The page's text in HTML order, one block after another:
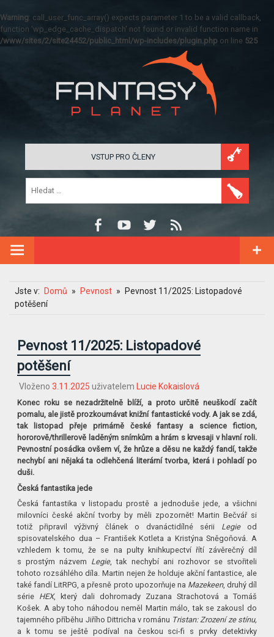
Warning: call_user_func_array() expects parameter 1 to be a valid callback,
function 'wp_edge_cache_dispatch' not found or invalid function name in
/www/sites/2/site24452/public_html/wp-includes/plugin.php on line 525
VSTUP PRO ČLENY
Jste v: Domů Pevnost
Pevnost 11/2025: Listopadové
potěšení
Pevnost 11/2025: Listopadové
potěšení
Vloženo 3.11.2025 uživatelem Lucie Kokaislová
Konec roku se nezadržitelně blíží, a proto určitě neuškodí začít
pomalu, ale jistě prozkoumávat knižní fantastické vody. A jak se zdá,
tak listopad přeje primárně české fantasy a science fiction,
hororově/thrillerově laděným snímkům a hrám s krvesaji v hlavní roli.
Pevnostní posádka ovšem ví, že hrůze a děsu ne každý fandí, takže
nechybí ani nějaká ta odlehčená literární tvorba, která i pohladí po
duši.
Česká fantastika jede
Česká fantastika v listopadu prostě a jednoduše jede, a všichni
milovníci české akční tvorby by měli zpozornět! Martin Bečvář si
totiž připravil výživný článek o dvanáctidílné sérii Legieod
spisovatelského dua – František Kotleta a Kristýna Sněgoňová. A
vzhledem k tomu, že se na pulty knihkupectví řítí závěrečný díl
s prostým názvem Legie, tak nechybí ani rozhovor se stvořiteli
tohoto rozsáhlého díla. Martin nejen že holduje akční fantastice, ale
také fandí LitRPG, a přesně proto upozorňuje na Mazekeen, druhý díl
série HEX, který dali dohromady Zuzana Strachotová a Tomáš
Košek. A aby toho náhodou neměl Martin málo, tak se zakousl do
tajemného příběhu Jiřího Dittricha v románu Tristan: Zrození ze stínu,
a k tomu se ještě podíval na českou sci-fi s prvky detektivky